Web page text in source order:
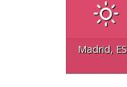
Madrid, ES